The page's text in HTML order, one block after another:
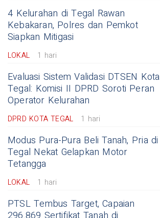
4 Kelurahan di Tegal Rawan
Kebakaran, Polres dan Pemkot
Siapkan Mitigasi
LOKAL 1 hari
Evaluasi Sistem Validasi DTSEN Kota
Tegal: Komisi II DPRD Soroti Peran
Operator Kelurahan
DPRD KOTA TEGAL 1 hari
Modus Pura-Pura Beli Tanah, Pria di
Tegal Nekat Gelapkan Motor
Tetangga
LOKAL 1 hari
PTSL Tembus Target, Capaian